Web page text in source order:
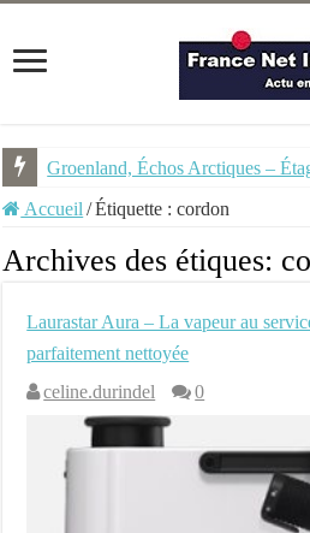
Groenland, Échos Arctiques –
Accueil /Étiquette :cordon
Archives des étiques:
Laurastar Aura – La vapeur au
parfaitement nettoyée
celine.durindel
0